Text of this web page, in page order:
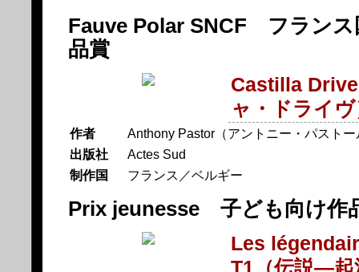
Fauve Polar SNCF フランス
品賞
Castilla
ャ・ドライヴ
作者
Anthony Pastor（アントニー・パストー
出版社
Actes Sud
制作国
フランス／ベルギー
Prix jeunesse 子ども向け作
Les
T1（伝説―